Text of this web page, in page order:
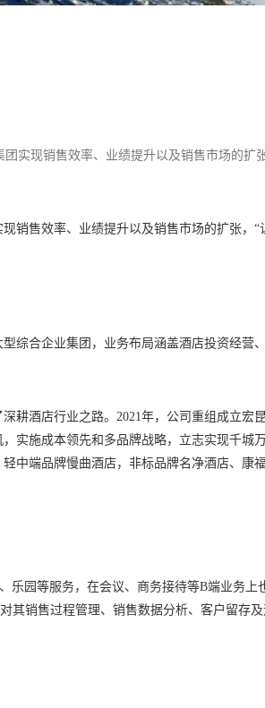
实现销售效率、业绩提升以及销售市场的扩
销售效率、业绩提升以及销售市场的扩张，“
综合企业集团，业务布局涵盖酒店投资经营
耕酒店行业之路。2021年，公司重组成立宏
实施成本领先和多品牌战略，立志实现千城
中端品牌慢曲酒店，非标品牌名净酒店、康
乐园等服务，在会议、商务接待等B端业务上
其销售过程管理、销售数据分析、客户留存及